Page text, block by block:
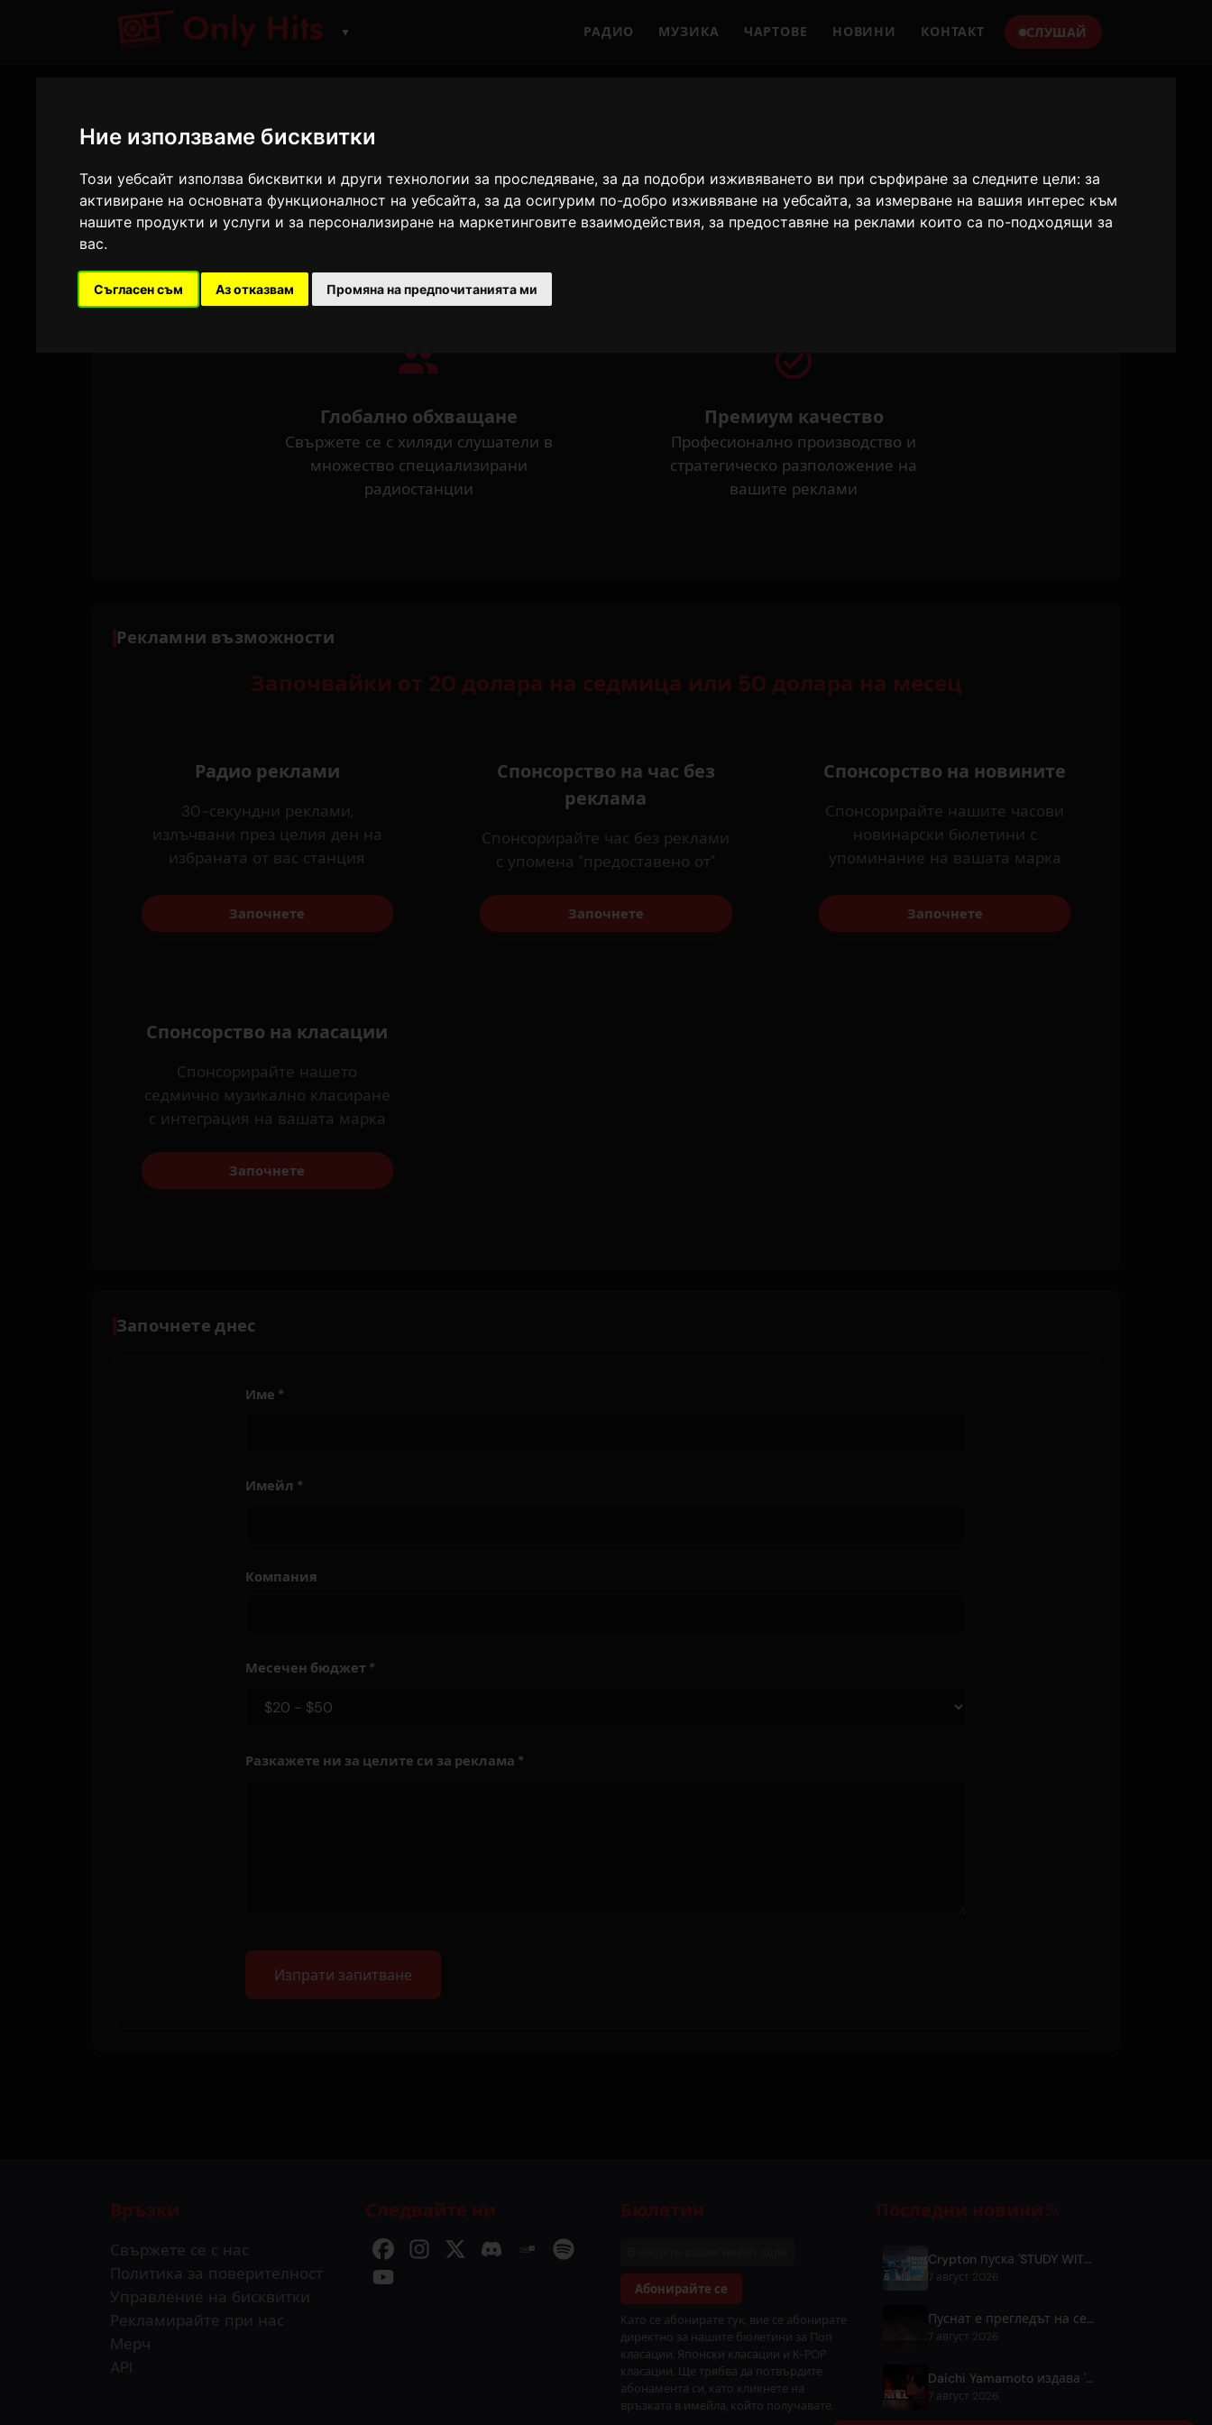
Ние използваме бисквитки
Този уебсайт използва бисквитки и други технологии за проследяване, за да подобри изживяването ви при сърфиране за следните цели:за
активиране на основната функционалност на уебсайта,за да осигурим по-добро изживяване на уебсайта,за измерване на вашия интерес към
нашите продукти и услуги и за персонализиране на маркетинговите взаимодействия,за предоставяне на реклами които са по-подходящи за
вас.
Съгласен съм Аз отказвам Промяна на предпочитанията ми
▼ РАДИО МУЗИКА ЧАРТОВЕ НОВИНИ КОНТАКТ СЛУШАЙ
Достигнете хиляди ангажирани слушатели в нашите радио станции
Защо да рекламирате с нас?
Глобално обхващане
Свържете се с хиляди слушатели в
множество специализирани
радиостанции
Премиум качество
Професионално производство и
стратегическо разположение на
вашите реклами
Рекламни възможности
Започвайки от 20 долара на седмица или 50 долара на месец
Радио реклами
30-секундни реклами,
излъчвани през целия ден на
избраната от вас станция
Започнете
Спонсорство на час без
реклама
Спонсорирайте час без реклами
с упомена "предоставено от"
Започнете
Спонсорство на новините
Спонсорирайте нашите часови
новинарски бюлетини с
упоминание на вашата марка
Започнете
Спонсорство на класации
Спонсорирайте нашето
седмично музикално класиране
с интеграция на вашата марка
Започнете
Започнете днес
Име *
Имейл *
Компания
Месечен бюджет *
Разкажете ни за целите си за реклама *
Изпрати запитване
Връзки
Свържете се с нас
Политика за поверителност
Управление на бисквитки
Рекламирайте при нас
Мерч
API
Следвайте ни Бюлетин
Абонирайте се
Като се абонирате тук, вие се абонирате
директно за нашите бюлетини за Поп
класации, Японски класации и K-POP
класации. Ще трябва да потвърдите
абонамента си, като кликнете на
връзката в имейла, който получавате.
Последни новини
Crypton пуска 'STUDY WITH MIKU - part6 -' видео с инструментална фонова музика
7 август 2026
Пуснат е прегледът на седмия епизод на "Tenmaku no Jaadougaru"
7 август 2026
Daichi Yamamoto издава 'Still' за хип-хоп анимето 'Shadow Beat'
7 август 2026